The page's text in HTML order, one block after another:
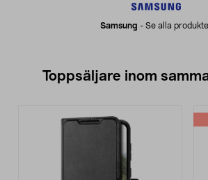
Samsung - Se alla
Toppsäljare inom